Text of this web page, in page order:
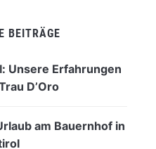
BEITRÄGE
Unsere Erfahrungen
D’Oro
am Bauernhof in